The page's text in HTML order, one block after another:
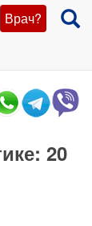
Врач?
20